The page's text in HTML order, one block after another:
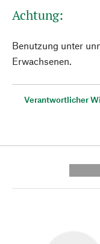
Achtung:
Benutzung unter
Erwachsenen.
Verantwortlicher